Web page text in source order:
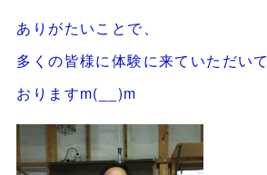
ありがたいことで、
多くの皆様に体験に来ていただいて
おりますm(__)m